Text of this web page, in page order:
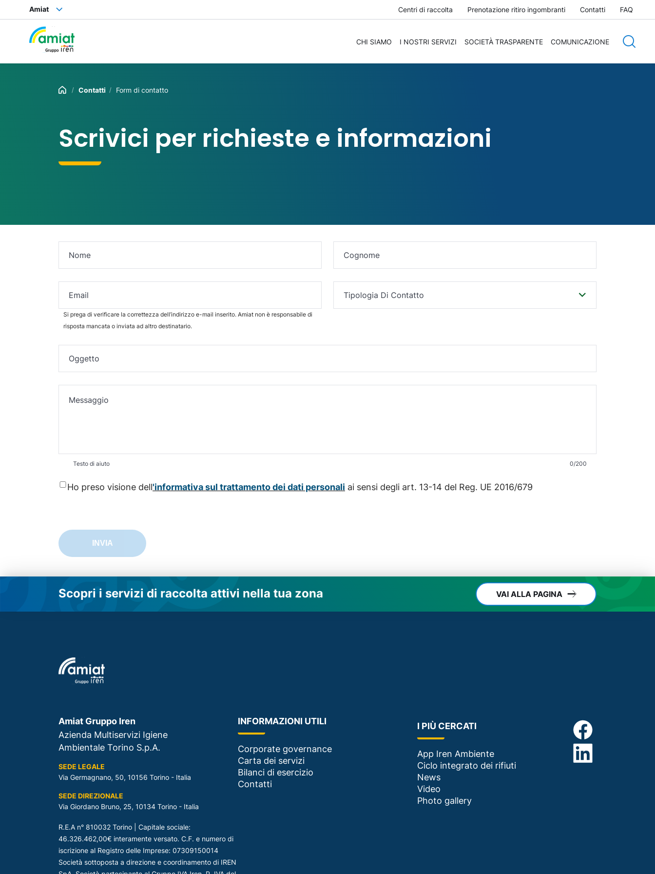
Amiat Centri di raccolta Prenotazione ritiro ingombranti Contatti FAQ
CHI SIAMO I NOSTRI SERVIZI SOCIETÀ TRASPARENTE COMUNICAZIONE
Contatti Form di contatto
Scrivici per richieste e informazioni
Si prega di verificare la correttezza dell’indirizzo e-mail inserito. Amiat non è responsabile di
risposta mancata o inviata ad altro destinatario.
Tipologia Di Contatto
Testo di aiuto 0/200
Ho preso visione dell'informativa sul trattamento dei dati personali ai sensi degli art. 13-14 del Reg. UE 2016/679
INVIA
Scopri i servizi di raccolta attivi nella tua zona VAI ALLA PAGINA
Amiat Gruppo Iren
Azienda Multiservizi Igiene
Ambientale Torino S.p.A.
SEDE LEGALE
Via Germagnano, 50, 10156 Torino - Italia
SEDE DIREZIONALE
Via Giordano Bruno, 25, 10134 Torino - Italia
R.E.A n° 810032 Torino | Capitale sociale:
46.326.462,00€ interamente versato. C.F. e numero di
iscrizione al Registro delle Imprese: 07309150014
Società sottoposta a direzione e coordinamento di IREN
INFORMAZIONI UTILI
Corporate governance
Carta dei servizi
Bilanci di esercizio
Contatti
I PIÙ CERCATI
App Iren Ambiente
Ciclo integrato dei rifiuti
News
Video
Photo gallery